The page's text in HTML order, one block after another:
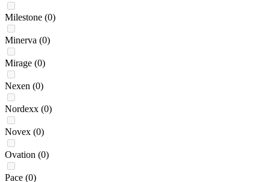
Milestone (0)
Minerva (0)
Mirage (0)
Nexen (0)
Nordexx (0)
Novex (0)
Ovation (0)
Pace (0)